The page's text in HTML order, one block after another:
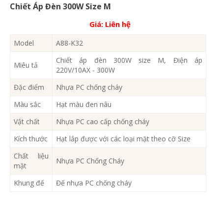
Chiết Áp Đèn 300W Size M
Giá: Liên hệ
Model A88-K32
Miêu tả
Chiết áp đèn 300W size M, Điện áp
220V/10AX - 300W
Đặc điểm
Nhựa PC chống cháy
Màu sắc
Hạt màu đen nâu
Vật chất
Nhựa PC cao cấp chống cháy
Kích thước
Hạt lắp được với các loại mặt theo cỡ Size
Chất liệu
mặt
Nhựa PC Chống Cháy
Khung đế Đế nhựa PC chống cháy